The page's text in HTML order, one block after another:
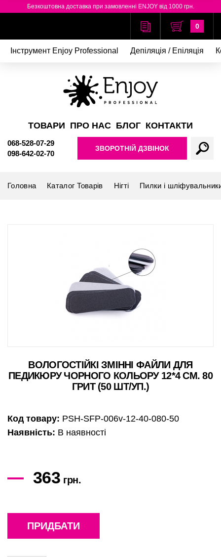
Безкоштовна доставка при замовленні ENJOY від 1000 грн.
0
Інструмент Enjoy Professional Депіляція / Епіляція
ТОВАРИ ПРО НАС БЛОГ КОНТАКТИ
068-528-07-29
098-642-02-70
ЗВОРОТНІЙ ДЗВІНОК
Головна Каталог Товарів Нігті Пилки і
ВОЛОГОСТІЙКІ ЗМІННІ ФАЙЛИ ДЛЯ
ПЕДИКЮРУ ЧОРНОГО КОЛЬОРУ 12*4 СМ. 80
ГРИТ (50 ШТ/УП.)
Код товару: PSH-SFP-006v-12-40-080-50
Наявність: В наявності
363 грн.
ПРИДБАТИ